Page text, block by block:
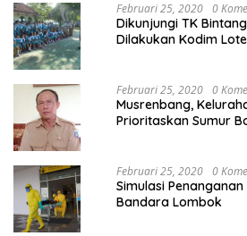
Februari 25, 2020 0
Dikunjungi TK
Dilakukan Kodim
Februari 25, 2020 0
Musrenbang,
Prioritaskan Sumur
Februari 25, 2020 0
Simulasi
Bandara Lombok